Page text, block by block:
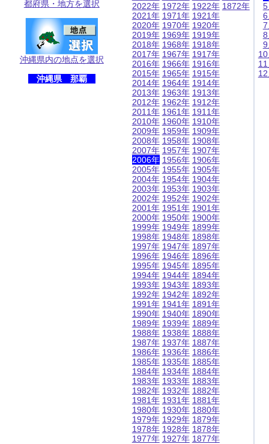
都府県・地方を選択
沖縄県内の地点を選択
沖縄県 那覇
2022年
2021年
2020年
2019年
2018年
2017年
2016年
2015年
2014年
2013年
2012年
2011年
2010年
2009年
2008年
2007年
2006年
2005年
2004年
2003年
2002年
2001年
2000年
1999年
1998年
1997年
1996年
1995年
1994年
1993年
1992年
1991年
1990年
1989年
1988年
1987年
1986年
1985年
1984年
1983年
1982年
1981年
1980年
1979年
1978年
1977年
1972年
1971年
1970年
1969年
1968年
1967年
1966年
1965年
1964年
1963年
1962年
1961年
1960年
1959年
1958年
1957年
1956年
1955年
1954年
1953年
1952年
1951年
1950年
1949年
1948年
1947年
1946年
1945年
1944年
1943年
1942年
1941年
1940年
1939年
1938年
1937年
1936年
1935年
1934年
1933年
1932年
1931年
1930年
1929年
1928年
1927年
1922年
1921年
1920年
1919年
1918年
1917年
1916年
1915年
1914年
1913年
1912年
1911年
1910年
1909年
1908年
1907年
1906年
1905年
1904年
1903年
1902年
1901年
1900年
1899年
1898年
1897年
1896年
1895年
1894年
1893年
1892年
1891年
1890年
1889年
1888年
1887年
1886年
1885年
1884年
1883年
1882年
1881年
1880年
1879年
1878年
1877年
1872年